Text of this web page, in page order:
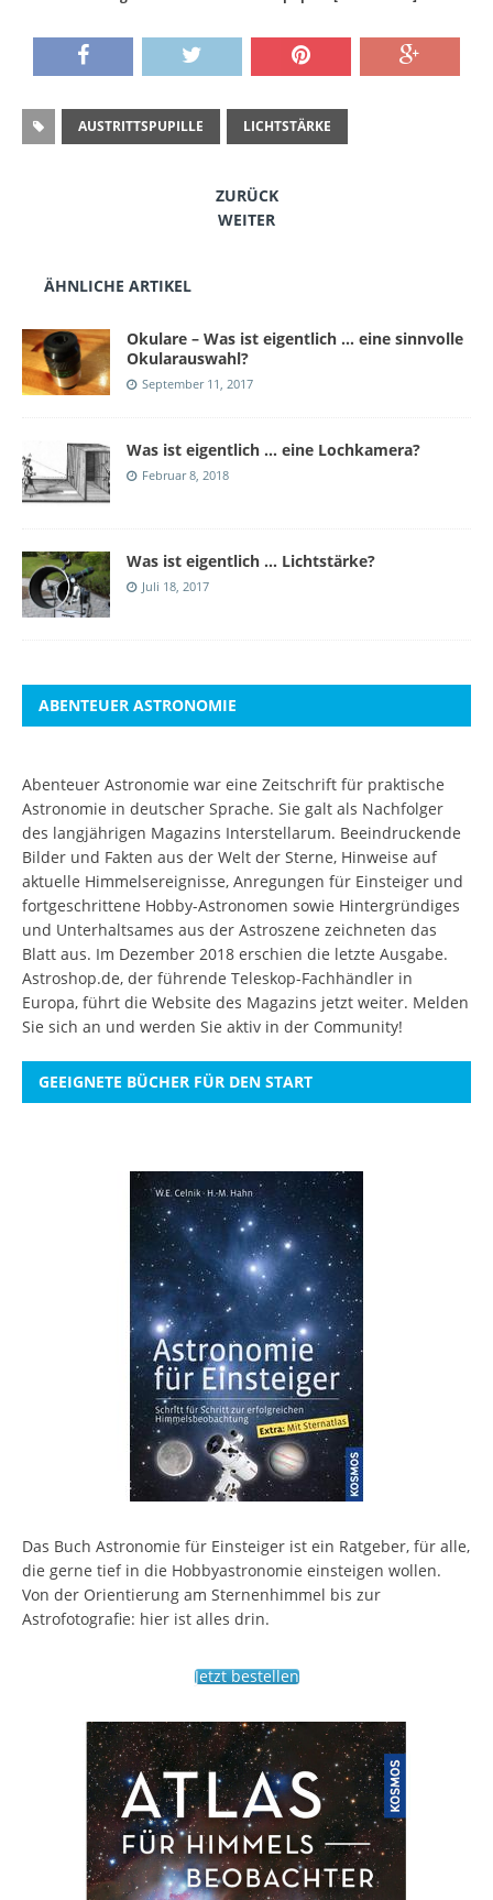
AUSTRITTSPUPILLE LICHTSTÄRKE
ZURÜCK
WEITER
ÄHNLICHE ARTIKEL
Okulare – Was ist eigentlich … eine sinnvolle
Okularauswahl?
September 11, 2017
Was ist eigentlich … eine Lochkamera?
Februar 8, 2018
Was ist eigentlich … Lichtstärke?
Juli 18, 2017
ABENTEUER ASTRONOMIE
Abenteuer Astronomie war eine Zeitschrift für praktische
Astronomie in deutscher Sprache. Sie galt als Nachfolger
des langjährigen Magazins Interstellarum. Beeindruckende
Bilder und Fakten aus der Welt der Sterne, Hinweise auf
aktuelle Himmelsereignisse, Anregungen für Einsteiger und
fortgeschrittene Hobby-Astronomen sowie Hintergründiges
und Unterhaltsames aus der Astroszene zeichneten das
Blatt aus. Im Dezember 2018 erschien die letzte Ausgabe.
Astroshop.de, der führende Teleskop-Fachhändler in
Europa, führt die Website des Magazins jetzt weiter. Melden
Sie sich an und werden Sie aktiv in der Community!
GEEIGNETE BÜCHER FÜR DEN START
Das Buch Astronomie für Einsteiger ist ein Ratgeber, für alle,
die gerne tief in die Hobbyastronomie einsteigen wollen.
Von der Orientierung am Sternenhimmel bis zur
Astrofotografie: hier ist alles drin.
Jetzt bestellen